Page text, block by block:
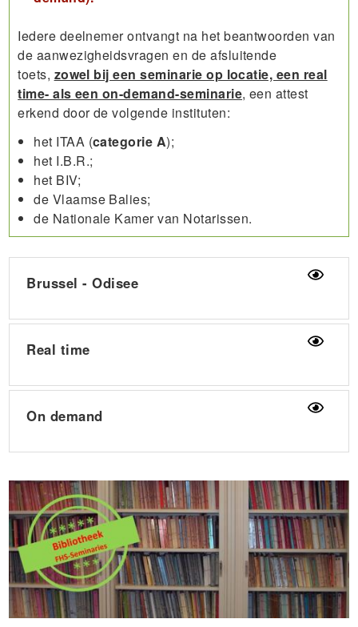
Iedere deelnemer ontvangt na het beantwoorden van
de aanwezigheidsvragen en de afsluitende
toets, zowel bij een seminarie op locatie, een real
time- als een on-demand-seminarie, een attest
erkend door de volgende instituten:
het ITAA (categorie A);
het I.B.R.;
het BIV;
de Vlaamse Balies;
de Nationale Kamer van Notarissen.
Brussel - Odisee
Real time
On demand